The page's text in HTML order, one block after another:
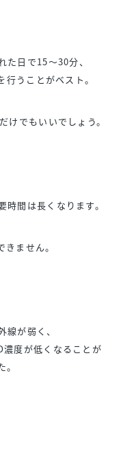
た日で15〜30分、
うことがベスト。
けでもいいでしょう。
間は長くなります。
ません。
が弱く、
濃度が低くなることが